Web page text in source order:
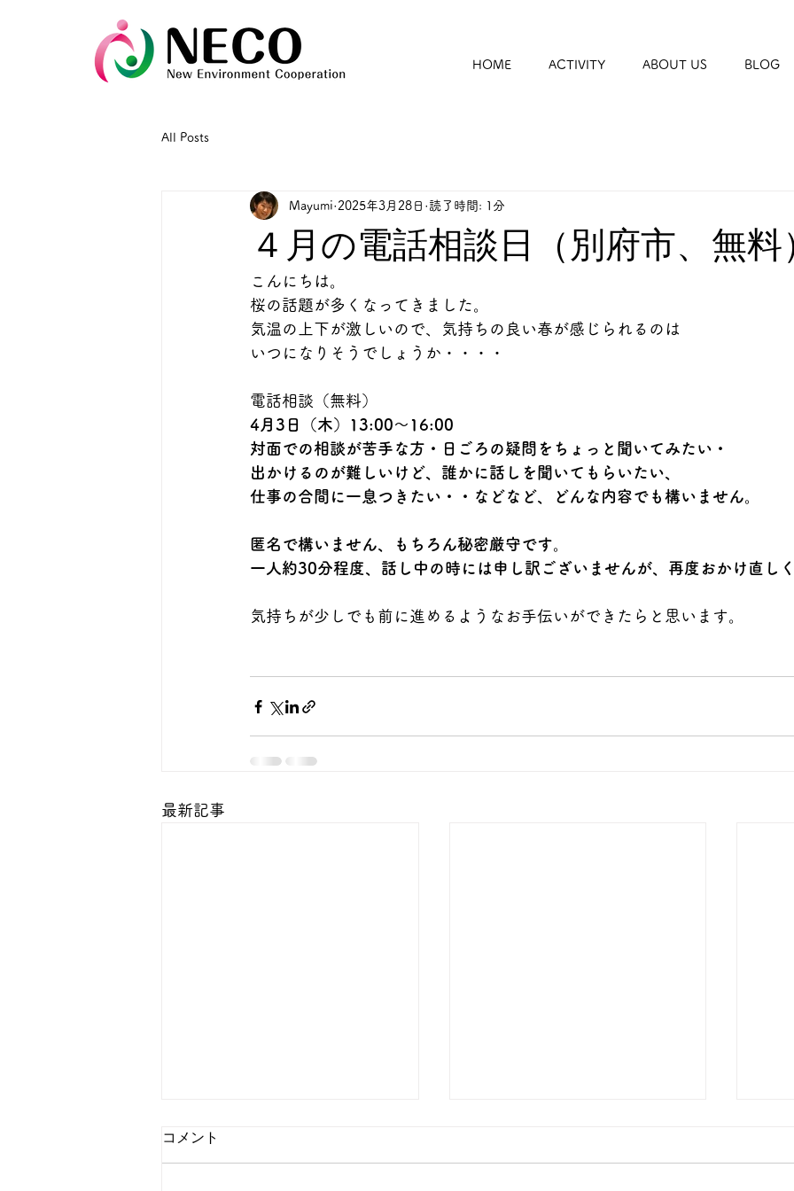
HOME ACTIVITY ABOUT US BLOG
All Posts
４月の電話相談日（別府市、無料
Mayumi 2025年3月28日 読了時間: 1分
こんにちは。
桜の話題が多くなってきました。
気温の上下が激しいので、気持ちの良い春が感じられるのは
いつになりそうでしょうか・・・・
電話相談（無料）
4月3日（木）13:00～16:00
対面での相談が苦手な方・日ごろの疑問をちょっと聞いてみたい・
出かけるのが難しいけど、誰かに話しを聞いてもらいたい、
仕事の合間に一息つきたい・・などなど、どんな内容でも構いません。
匿名で構いません、もちろん秘密厳守です。
一人約30分程度、話し中の時には申し訳ございませんが、再度おかけ直しく
気持ちが少しでも前に進めるようなお手伝いができたらと思います。
最新記事
コメント